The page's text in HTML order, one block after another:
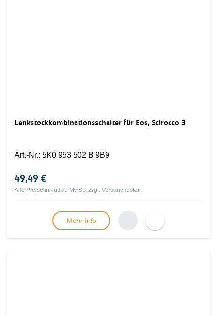
Lenkstockkombinationsschalter für Eos, Scirocco 3
Art.-Nr.: 5K0 953 502 B 9B9
49,49 €
Alle Preise inklusive MwSt., zzgl. Versandkosten
Mehr Info